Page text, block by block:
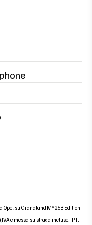
Opel su Grandland MY26B Edition
e messa su strada incluse, IPT,